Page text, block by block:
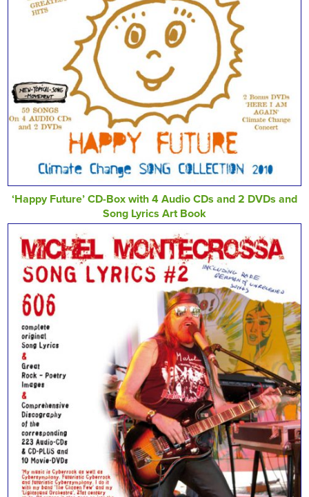
‘Happy Future’ CD-Box with 4 Audio CDs and 2 DVDs and
Song Lyrics Art Book